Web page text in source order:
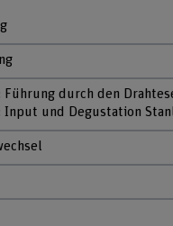
Führung durch den
Input und Degustation